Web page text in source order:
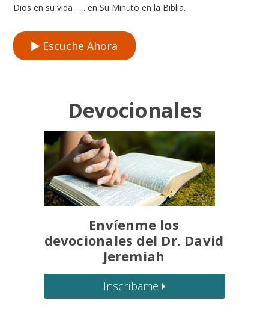
Dios en su vida . . . en Su Minuto en la Biblia.
Escuche Ahora
Devocionales
Envíenme los
devocionales del Dr. David
Jeremiah
Inscríbame